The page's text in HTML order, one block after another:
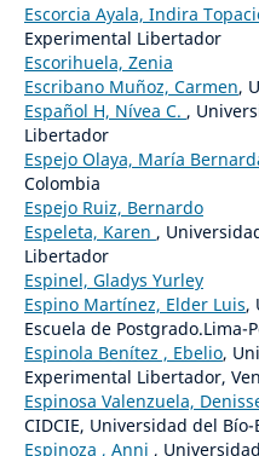
Escorcia Ayala, Indira
Experimental Libertador
Escorihuela, Zenia
Escribano Muñoz, Carmen,
Español H, Nívea C. ,
Libertador
Espejo Olaya, María
Colombia
Espejo Ruiz, Bernardo
Espeleta, Karen ,
Libertador
Espinel, Gladys Yurley
Espino Martínez, Elder Luis,
Escuela de Postgrado.Lima-
Espinola Benítez , Ebelio,
Experimental Libertador,
Espinosa Valenzuela,
CIDCIE, Universidad del
Espinoza , Anni ,